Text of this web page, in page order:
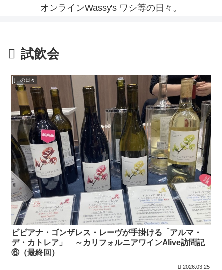
オンラインWassy's ワシ等の日々。
試飲会
j の日々
ビビアナ・ゴンザレス・レーヴが手掛ける「アルマ・
デ・カトレア」 ～カリフォルニアワインAlive訪問記
⑥（最終回）
2026.03.25